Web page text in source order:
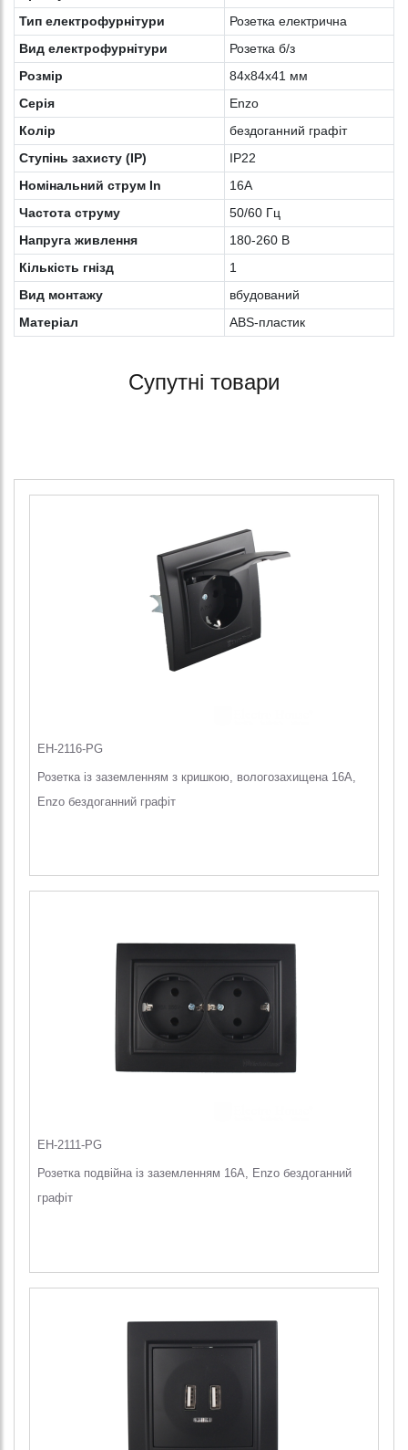
Тип електрофурнітури
Розетка електрична
Вид електрофурнітури
Розетка б/з
Розмір
84х84х41 мм
Серія
Enzo
Колiр
бездоганний графіт
Ступінь захисту (IP)
IP22
Номінальний струм In
16A
Частота струму
50/60 Гц
Напруга живлення
180-260 В
Кількість гнізд
1
Вид монтажу
вбудований
Матеріал
ABS-пластик
Супутні товари
EH-2116-PG
Розетка із заземленням з кришкою, вологозахищена 16A,
Enzo бездоганний графіт
EH-2111-PG
Розетка подвійна із заземленням 16A, Enzo бездоганний
графіт